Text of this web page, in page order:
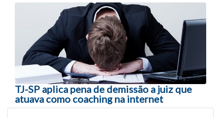
TJ-SP aplica pena de demissão a juiz que
atuava como coaching na internet